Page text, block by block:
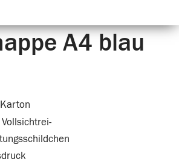
A4 blau